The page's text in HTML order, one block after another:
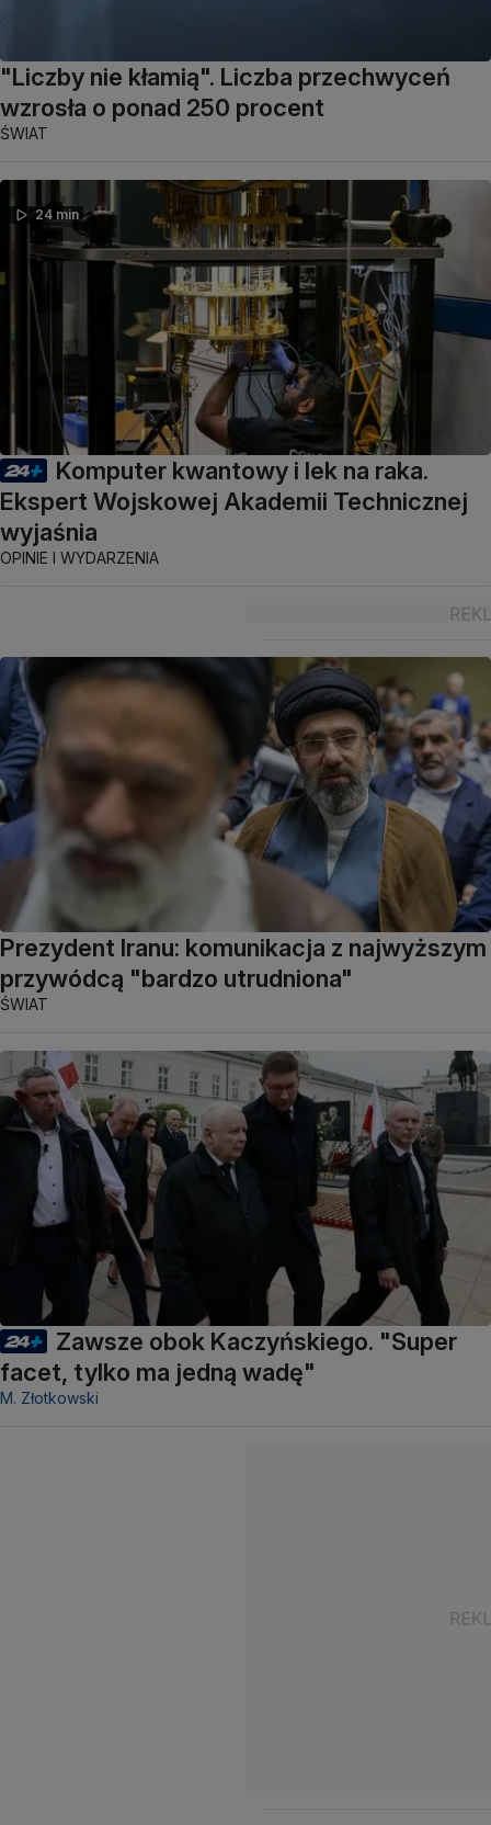
"Liczby nie kłamią". Liczba przechwyceń
wzrosła o ponad 250 procent
ŚWIAT
24 min
Komputer kwantowy i lek na raka.
Ekspert Wojskowej Akademii Technicznej
wyjaśnia
OPINIE I WYDARZENIA
Prezydent Iranu: komunikacja z najwyższym
przywódcą "bardzo utrudniona"
ŚWIAT
Zawsze obok Kaczyńskiego. "Super
facet, tylko ma jedną wadę"
M. Złotkowski